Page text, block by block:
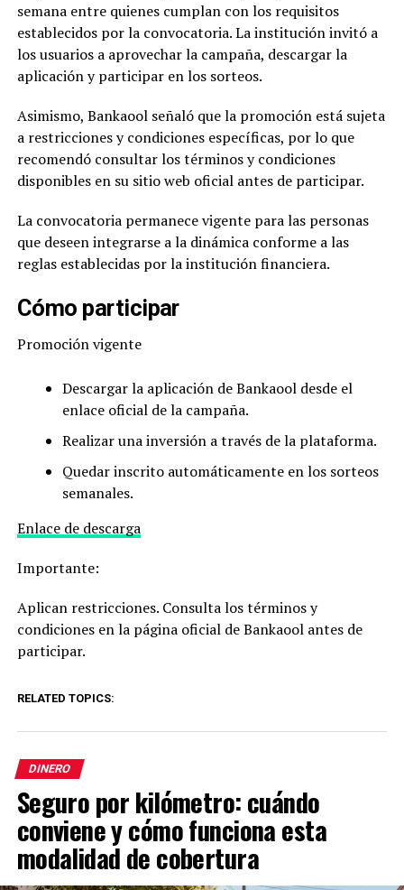
semana entre quienes cumplan con los requisitos
establecidos por la convocatoria. La institución invitó a
los usuarios a aprovechar la campaña, descargar la
aplicación y participar en los sorteos.
Asimismo, Bankaool señaló que la promoción está sujeta
a restricciones y condiciones específicas, por lo que
recomendó consultar los términos y condiciones
disponibles en su sitio web oficial antes de participar.
La convocatoria permanece vigente para las personas
que deseen integrarse a la dinámica conforme a las
reglas establecidas por la institución financiera.
Cómo participar
Promoción vigente
Descargar la aplicación de Bankaool desde el
enlace oficial de la campaña.
Realizar una inversión a través de la plataforma.
Quedar inscrito automáticamente en los sorteos
semanales.
Enlace de descarga
Importante:
Aplican restricciones. Consulta los términos y
condiciones en la página oficial de Bankaool antes de
participar.
RELATED TOPICS:
DINERO
Seguro por kilómetro: cuándo
conviene y cómo funciona esta
modalidad de cobertura